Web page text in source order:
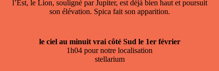
l’Est, le Lion, souligné par Jupiter, est déjà bien haut et poursuit
son élévation. Spica fait son apparition.
le ciel au minuit vrai côté Sud le 1er février
1h04 pour notre localisation
stellarium